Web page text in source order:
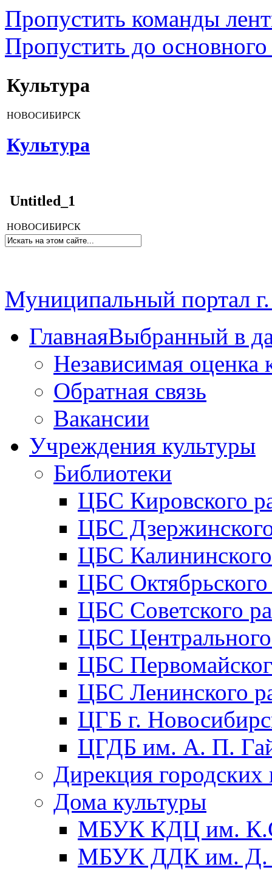
Пропустить команды
Пропустить до основного
Культура
НОВОСИБИРСК
Культура
Untitled_1
НОВОСИБИРСК
Муниципальный портал
ГлавнаяВыбранный в
Независимая оценка
Обратная связь
Вакансии
Учреждения культуры
Библиотеки
ЦБС Кировского
ЦБС
ЦБС
ЦБС
ЦБС Советского
ЦБС
ЦБС
ЦБС Ленинского
ЦГБ г.
ЦГДБ им. А. П.
Дирекция городских
Дома культуры
МБУК КДЦ им.
МБУК ДДК им. Д.